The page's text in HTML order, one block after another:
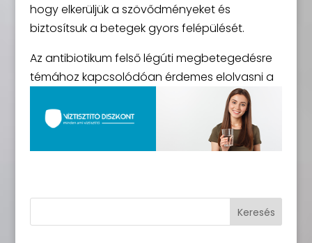
hogy elkerüljük a szövődményeket és
biztosítsuk a betegek gyors felépülését.
Az antibiotikum felső légúti megbetegedésre
témához kapcsolódóan érdemes elolvasni a
Keresés